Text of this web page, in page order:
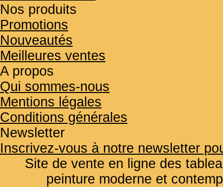
Nos produits
Promotions
Nouveautés
Meilleures ventes
A propos
Qui sommes-nous
Mentions légales
Conditions générales
Newsletter
Inscrivez-vous à notre newsletter
Site de vente en ligne des
peinture moderne et